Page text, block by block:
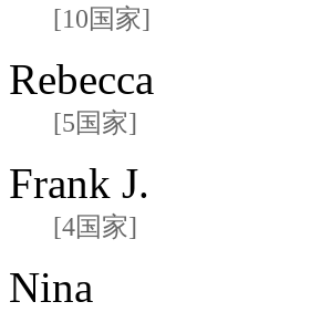
[10国家]
Rebecca
[5国家]
Frank J.
[4国家]
Nina